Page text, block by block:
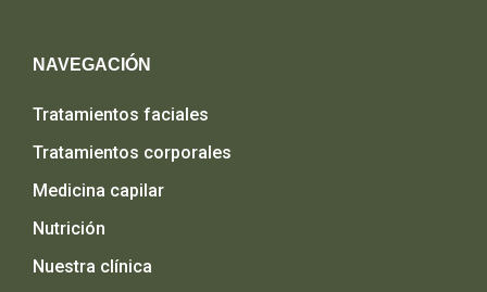
NAVEGACIÓN
Tratamientos faciales
Tratamientos corporales
Medicina capilar
Nutrición
Nuestra clínica